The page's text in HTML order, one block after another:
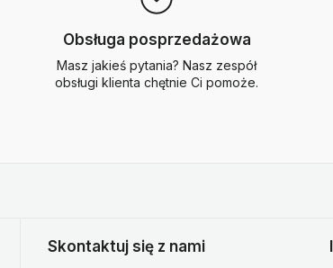
Obsługa posprzedażowa
Masz jakieś pytania? Nasz zespół
obsługi klienta chętnie Ci pomoże.
Skontaktuj się z nami